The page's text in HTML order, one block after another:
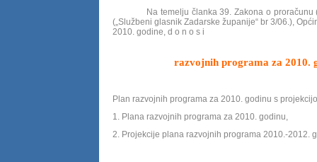
Na temelju članka 39. Zakona o proračunu
(„Službeni glasnik Zadarske županije“ br 3/06.),
2010. godine, d o n o s i
razvojnih programa za 2010.
Plan razvojnih programa za 2010. godinu s
1. Plana razvojnih programa za 2010. godinu,
2. Projekcije plana razvojnih programa 2010.-2012.